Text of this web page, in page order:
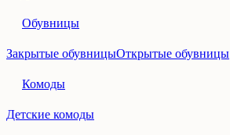
Обувницы
Закрытые обувницыОткрытые обувницы
Комоды
Детские комоды